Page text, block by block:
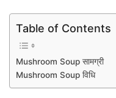
Table of Contents
Mushroom Soup सामग्री
Mushroom Soup विधि